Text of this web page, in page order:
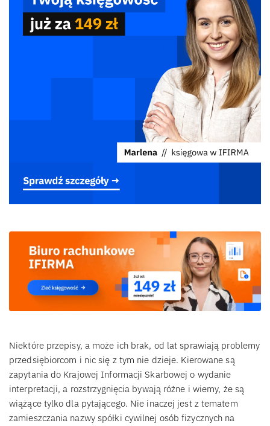
Niektóre przepisy, a może ich brak, od lat sprawiają problemy
przedsiębiorcom i nic się z tym nie dzieje. Kierowane są
zapytania do Krajowej Informacji Skarbowej o wydanie
interpretacji, a rozstrzygnięcia bywają różne i wiemy, że są
wiążące tylko dla pytającego. Nie inaczej jest z tematem
zamieszczania nazwy spółki cywilnej osób fizycznych na